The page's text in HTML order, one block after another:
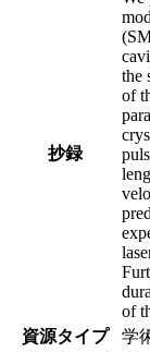
抄録
the
of
of
資源タイプ
学